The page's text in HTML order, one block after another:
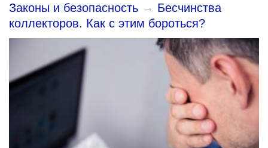
Законы и безопасность → Бесчинства
коллекторов. Как с этим бороться?